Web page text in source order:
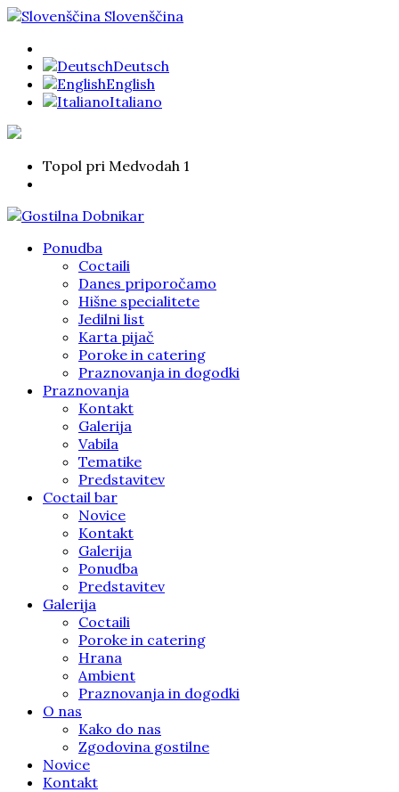
Slovenščina
Deutsch
English
Italiano
Topol pri Medvodah 1
Ponudba
Coctaili
Danes priporočamo
Hišne specialitete
Jedilni list
Karta pijač
Poroke in catering
Praznovanja in dogodki
Praznovanja
Kontakt
Galerija
Vabila
Tematike
Predstavitev
Coctail bar
Novice
Kontakt
Galerija
Ponudba
Predstavitev
Galerija
Coctaili
Poroke in catering
Hrana
Ambient
Praznovanja in dogodki
O nas
Kako do nas
Zgodovina gostilne
Novice
Kontakt